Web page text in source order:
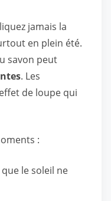
jamais la
en plein été.
savon peut
. Les
de loupe qui
:
le soleil ne